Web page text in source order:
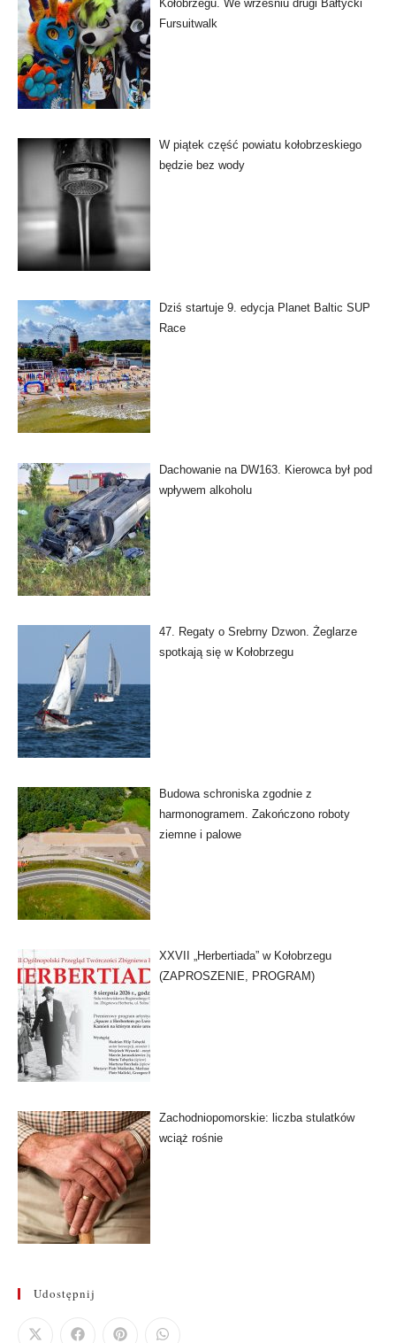
Kołobrzegu. We wrześniu drugi Bałtycki
Fursuitwalk
W piątek część powiatu kołobrzeskiego
będzie bez wody
Dziś startuje 9. edycja Planet Baltic SUP
Race
Dachowanie na DW163. Kierowca był pod
wpływem alkoholu
47. Regaty o Srebrny Dzwon. Żeglarze
spotkają się w Kołobrzegu
Budowa schroniska zgodnie z
harmonogramem. Zakończono roboty
ziemne i palowe
XXVII „Herbertiada” w Kołobrzegu
(ZAPROSZENIE, PROGRAM)
Zachodniopomorskie: liczba stulatków
wciąż rośnie
Udostępnij